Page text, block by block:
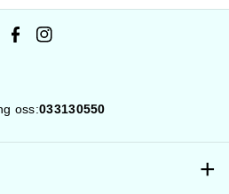
F
b
I
a
oss:033130550